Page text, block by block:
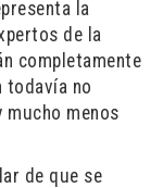
la
de la
completamente
todavía no
mucho menos
de que se